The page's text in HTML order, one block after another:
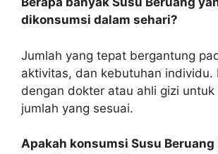
dikonsumsi dalam sehari?
Jumlah yang tepat bergantung
aktivitas, dan kebutuhan individu.
dengan dokter atau ahli gizi untuk
jumlah yang sesuai.
Apakah konsumsi Susu